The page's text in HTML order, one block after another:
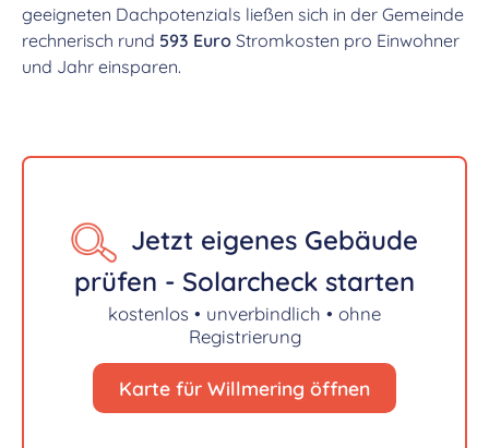
geeigneten Dachpotenzials ließen sich in der Gemeinde
rechnerisch rund 593 Euro Stromkosten pro Einwohner
und Jahr einsparen.
Jetzt eigenes Gebäude
prüfen - Solarcheck starten
kostenlos • unverbindlich • ohne
Registrierung
Karte für Willmering öffnen